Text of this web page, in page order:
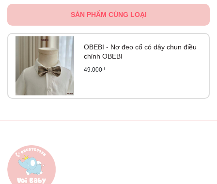
Chỉnh lại vị trí khẩu trang để các đường mép ôm khít, vừa
vặn với khuôn mặt.
Bỏ khẩu trang ra sau khi đeo liên tục trong thời gian dài để
bé hít thở dễ dàng hơn.
Khẩu trang sau khi dùng xong, cần tháo ra từ quai đeo và
bỏ vào thùng rác, sau đó vệ sinh tay bằng dung dịch khử
khuẩn để phòng ngừa dịch bệnh.
Lưu ý:
Không nên cho bé đeo khẩu trang gấu Pigeon khi bé đang
SẢN PHẨM CÙNG LOẠI
OBEBI - Nơ đeo cổ có dây chun điều
chỉnh OBEBI
49.000₫